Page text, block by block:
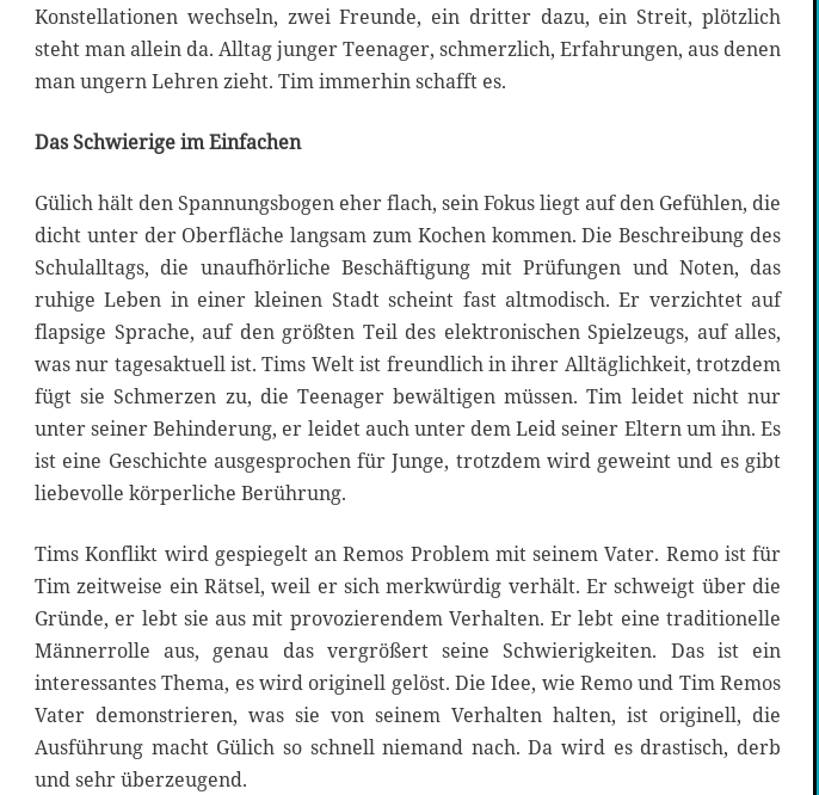
Konstellationen wechseln, zwei Freunde, ein dritter dazu, ein Streit, plötzlich
steht man allein da. Alltag junger Teenager, schmerzlich, Erfahrungen, aus denen
man ungern Lehren zieht. Tim immerhin schafft es.
Das Schwierige im Einfachen
Gülich hält den Spannungsbogen eher flach, sein Fokus liegt auf den Gefühlen, die
dicht unter der Oberfläche langsam zum Kochen kommen. Die Beschreibung des
Schulalltags, die unaufhörliche Beschäftigung mit Prüfungen und Noten, das
ruhige Leben in einer kleinen Stadt scheint fast altmodisch. Er verzichtet auf
flapsige Sprache, auf den größten Teil des elektronischen Spielzeugs, auf alles,
was nur tagesaktuell ist. Tims Welt ist freundlich in ihrer Alltäglichkeit, trotzdem
fügt sie Schmerzen zu, die Teenager bewältigen müssen. Tim leidet nicht nur
unter seiner Behinderung, er leidet auch unter dem Leid seiner Eltern um ihn. Es
ist eine Geschichte ausgesprochen für Junge, trotzdem wird geweint und es gibt
liebevolle körperliche Berührung.
Tims Konflikt wird gespiegelt an Remos Problem mit seinem Vater. Remo ist für
Tim zeitweise ein Rätsel, weil er sich merkwürdig verhält. Er schweigt über die
Gründe, er lebt sie aus mit provozierendem Verhalten. Er lebt eine traditionelle
Männerrolle aus, genau das vergrößert seine Schwierigkeiten. Das ist ein
interessantes Thema, es wird originell gelöst. Die Idee, wie Remo und Tim Remos
Vater demonstrieren, was sie von seinem Verhalten halten, ist originell, die
Ausführung macht Gülich so schnell niemand nach. Da wird es drastisch, derb
und sehr überzeugend.